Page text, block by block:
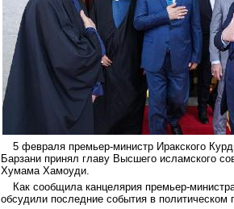
5 февраля премьер-министр Иракского
Барзани принял главу Высшего исламского
Хумама Хамоуди.
Как сообщила канцелярия премьер-
обсудили последние события в политическом